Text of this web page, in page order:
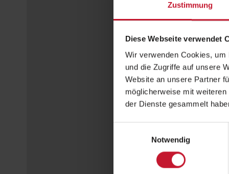
Zustimmung
Diese Webseite verwendet
Wir verwenden Cookies,
und die Zugriffe auf unsere
Website an unsere Partner
möglicherweise mit
der Dienste gesammelt
Notwendig